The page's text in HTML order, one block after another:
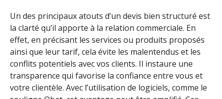
Un des principaux atouts d’un devis bien structuré est
la clarté qu’il apporte à la relation commerciale. En
effet, en précisant les services ou produits proposés
ainsi que leur tarif, cela évite les malentendus et les
conflits potentiels avec vos clients. Il instaure une
transparence qui favorise la confiance entre vous et
votre clientèle. Avec l’utilisation de logiciels, comme le